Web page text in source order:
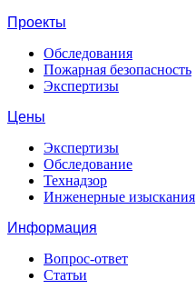
Проекты
Обследования
Пожарная безопасность
Экспертизы
Цены
Экспертизы
Обследование
Технадзор
Инженерные изыскания
Информация
Вопрос-ответ
Статьи